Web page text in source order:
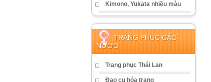
Kimono, Yukata nhiều màu
TRANG PHỤC CÁC
NƯỚC
Trang phục Thái Lan
Đạo cụ hóa trang